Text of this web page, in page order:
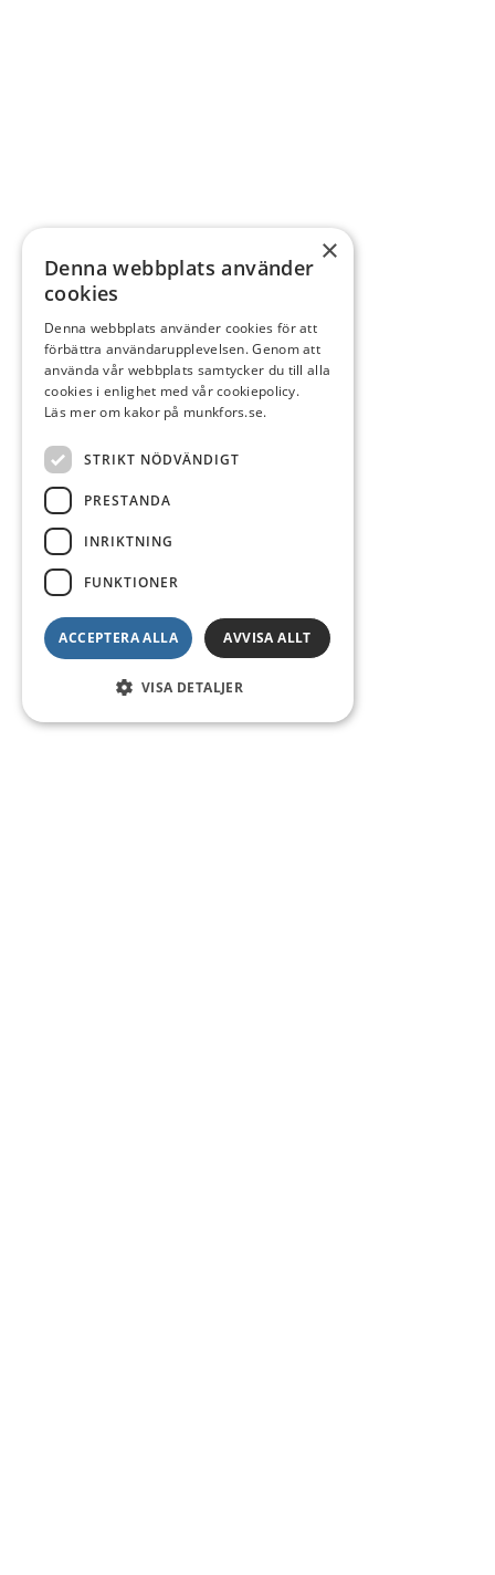
×
Denna webbplats använder
cookies
Denna webbplats använder cookies för att
förbättra användarupplevelsen. Genom att
använda vår webbplats samtycker du till alla
cookies i enlighet med vår cookiepolicy.
Läs mer om kakor på munkfors.se.
STRIKT NÖDVÄNDIGT
PRESTANDA
INRIKTNING
FUNKTIONER
ACCEPTERA ALLA AVVISA ALLT
VISA DETALJER